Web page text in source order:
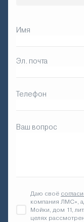
Имя
Эл. почта
Телефон
Ваш вопрос
Даю своё
компания ЛМС»,
Мойки, дом 11,
целях